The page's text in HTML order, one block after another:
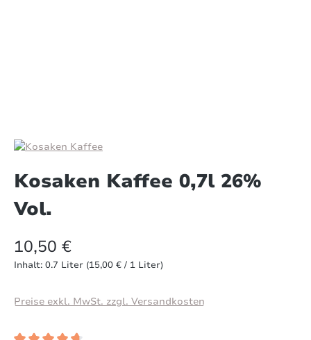
Kosaken Kaffee 0,7l 26%
Vol.
10,50 €
Inhalt: 0.7 Liter (15,00 € / 1 Liter)
Preise exkl. MwSt. zzgl. Versandkosten